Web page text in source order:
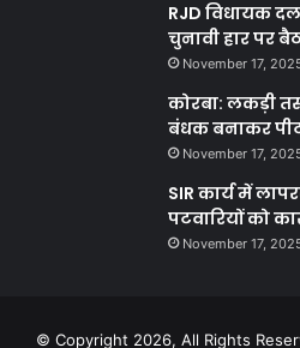
RJD विधायक
चुनावी हार पर
November 17,
कोरबा: लकड़ी
बंधक बनाकर
November 17,
SIR कार्य में
पटवारियों को
November 17,
© Copyright 2026, All Rights